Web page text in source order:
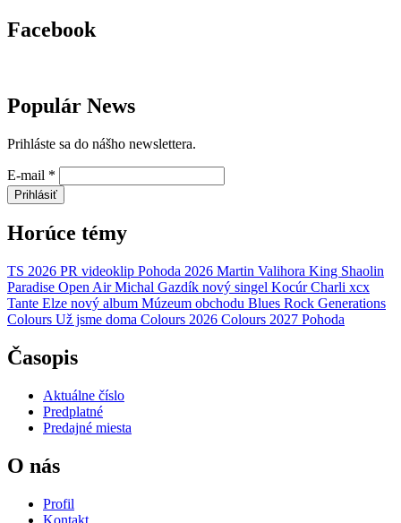
Facebook
Populár News
Prihláste sa do nášho newslettera.
E-mail *
Prihlásiť
Horúce témy
TS 2026 PR videoklip Pohoda 2026 Martin Valihora King Shaolin
Paradise Open Air Michal Gazdík nový singel Kocúr Charli xcx
Tante Elze nový album Múzeum obchodu Blues Rock Generations
Colours Už jsme doma Colours 2026 Colours 2027 Pohoda
Časopis
Aktuálne číslo
Predplatné
Predajné miesta
O nás
Profil
Kontakt